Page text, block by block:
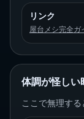
リンク
屋台メシ完全ガ
体調が怪しい
ここで無理する